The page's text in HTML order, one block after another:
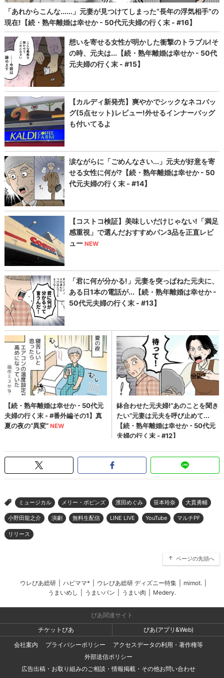
> ミュージカル メリー・ポピンズ 濱田めぐみ 笹本玲奈 大貫勇輔
小野田龍之介 演劇 無料生配信 LINE LIVE YouTube マルチPF
リリース
ページの先頭へ
ウレぴあ総研 ハピママ* ウレぴあ総研 ディズニー特集 mimot.
うまいめし
うまいパン うまい肉 Medery.
ぴあ関連サイト
チケットぴあ
ぴあ(アプリ&Web)
会社案内
プライバシーポリシー
アクセスデータの利用・著作権等
外部送信ポリシー
広告出稿・お取り組みのご相談・情報掲載・その他お問い合わせ